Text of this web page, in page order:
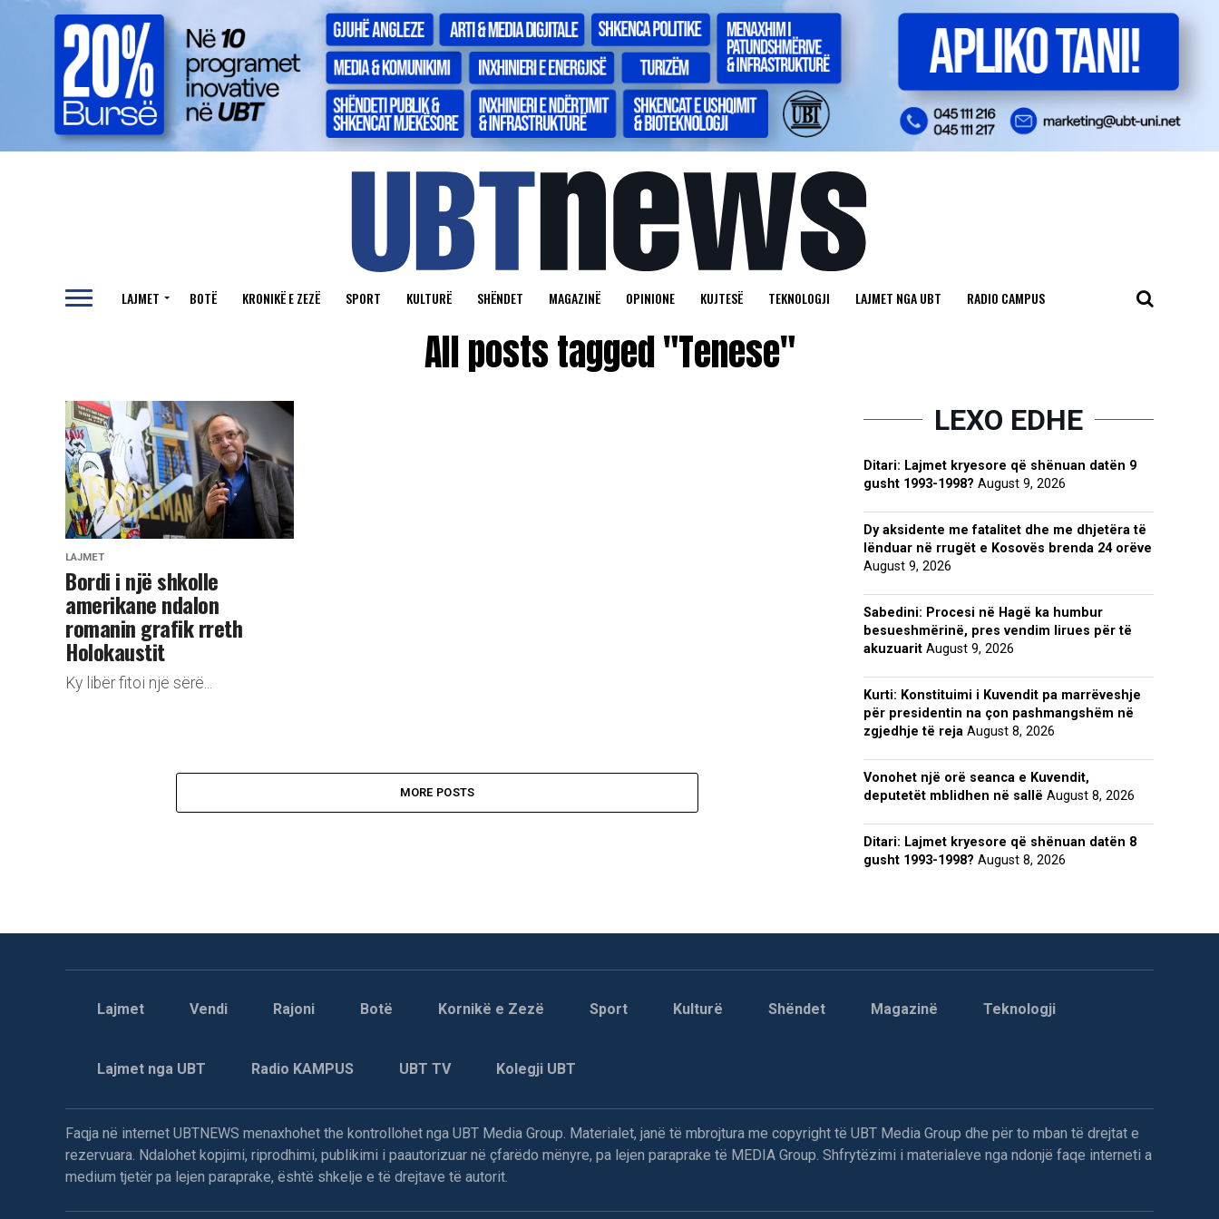
LAJMET BOTË KRONIKË E ZEZË SPORT KULTURË SHËNDET MAGAZINË OPINIONE KUJTESË TEKNOLOGJI LAJMET NGA UBT RADIO CAMPUS
All posts tagged "Tenese"
LAJMET
Bordi i një shkolle
amerikane ndalon
romanin grafik rreth
Holokaustit
Ky libër fitoi një sërë...
MORE POSTS
LEXO EDHE
Ditari: Lajmet kryesore që shënuan datën 9
gusht 1993-1998? August 9, 2026
Dy aksidente me fatalitet dhe me dhjetëra të
lënduar në rrugët e Kosovës brenda 24 orëve
August 9, 2026
Sabedini: Procesi në Hagë ka humbur
besueshmërinë, pres vendim lirues për të
akuzuarit August 9, 2026
Kurti: Konstituimi i Kuvendit pa marrëveshje
për presidentin na çon pashmangshëm në
zgjedhje të reja August 8, 2026
Vonohet një orë seanca e Kuvendit,
deputetët mblidhen në sallë August 8, 2026
Ditari: Lajmet kryesore që shënuan datën 8
gusht 1993-1998? August 8, 2026
Lajmet Vendi Rajoni Botë Kornikë e Zezë Sport Kulturë Shëndet Magazinë Teknologji
Lajmet nga UBT Radio KAMPUS UBT TV Kolegji UBT
Faqja në internet UBTNEWS menaxhohet the kontrollohet nga UBT Media Group. Materialet, janë të mbrojtura me copyright të UBT Media Group dhe për to mban të drejtat e
rezervuara. Ndalohet kopjimi, riprodhimi, publikimi i paautorizuar në çfarëdo mënyre, pa lejen paraprake të MEDIA Group. Shfrytëzimi i materialeve nga ndonjë faqe interneti a
medium tjetër pa lejen paraprake, është shkelje e të drejtave të autorit.